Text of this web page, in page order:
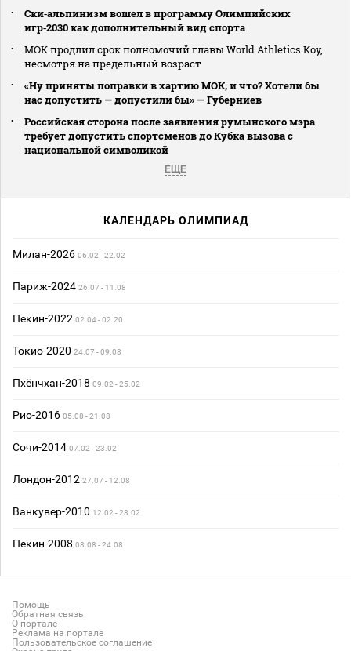
Ски‑альпинизм вошел в программу Олимпийских
игр‑2030 как дополнительный вид спорта
МОК продлил срок полномочий главы World Athletics Коу,
несмотря на предельный возраст
«Ну приняты поправки в хартию МОК, и что? Хотели бы
нас допустить — допустили бы» — Губерниев
Российская сторона после заявления румынского мэра
требует допустить спортсменов до Кубка вызова с
национальной символикой
ЕЩЕ
КАЛЕНДАРЬ ОЛИМПИАД
Милан-2026 06.02 - 22.02
Париж-2024 26.07 - 11.08
Пекин-2022 02.04 - 02.20
Токио-2020 24.07 - 09.08
Пхёнчхан-2018 09.02 - 25.02
Рио-2016 05.08 - 21.08
Сочи-2014 07.02 - 23.02
Лондон-2012 27.07 - 12.08
Ванкувер-2010 12.02 - 28.02
Пекин-2008 08.08 - 24.08
Помощь
Обратная связь
О портале
Реклама на портале
Пользовательское соглашение